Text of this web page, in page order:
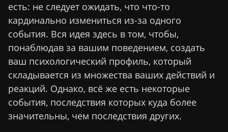
есть: не следует ожидать, что что-то
кардинально измениться из-за одного
события. Вся идея здесь в том, чтобы,
понаблюдав за вашим поведением, создать
ваш психологический профиль, который
складывается из множества ваших действий и
реакций. Однако, всё же есть некоторые
события, последствия которых куда более
значительны, чем последствия других.